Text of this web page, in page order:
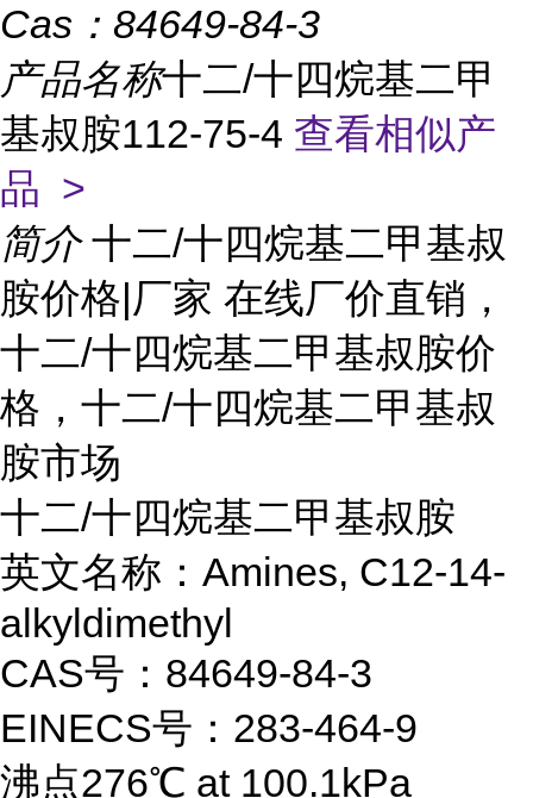
Cas： 84649-84-3
产品名称十二/十四烷基二甲
基叔胺112-75-4 查看相似产
品 >
简介 十二/十四烷基二甲基叔
胺价格|厂家 在线厂价直销，
十二/十四烷基二甲基叔胺价
格，十二/十四烷基二甲基叔
胺市场
十二/十四烷基二甲基叔胺
英文名称：Amines, C12-14-
alkyldimethyl
CAS号：84649-84-3
EINECS号：283-464-9
沸点276℃ at 100.1kPa